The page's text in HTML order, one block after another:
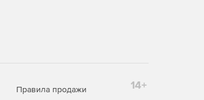
Правила продажи 14+